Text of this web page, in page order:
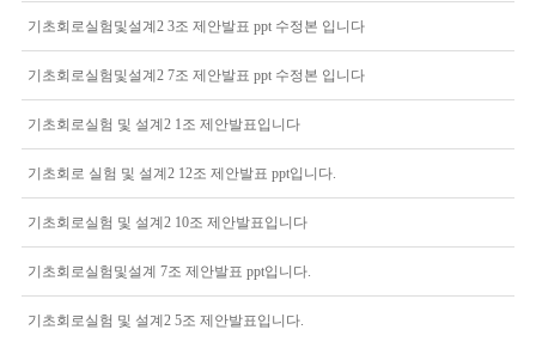
기초회로실험및설계2 3조 제안발표 ppt 수정본 입니다
기초회로실험및설계2 7조 제안발표 ppt 수정본 입니다
기초회로실험 및 설계2 1조 제안발표입니다
기초회로 실험 및 설계2 12조 제안발표 ppt입니다.
기초회로실험 및 설계2 10조 제안발표입니다
기초회로실험및설계 7조 제안발표 ppt입니다.
기초회로실험 및 설계2 5조 제안발표입니다.